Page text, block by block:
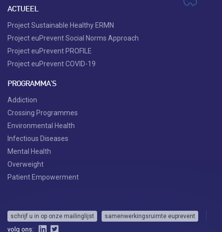
ACTUEEL
Project Sustainable Healthy ERMN
Project euPrevent Social Norms Approach
Project euPrevent PROFILE
Project euPrevent COVID-19
PROGRAMMA'S
Addiction
Crossing Programmes
Environmental Health
Infectious Diseases
Mental Health
Overweight
Patient Empowerment
schrijf u in op onze mailinglijst samenwerkingsruimte euprevent
volg ons: